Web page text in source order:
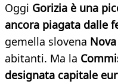
Oggi Gorizia è una
ancora piagata dalle
gemella slovena
abitanti. Ma la
designata capitale